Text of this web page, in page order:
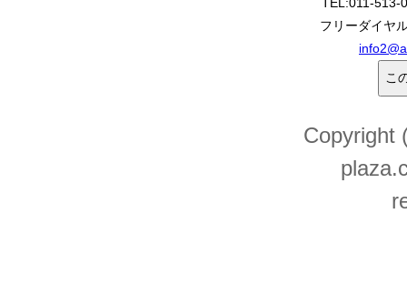
TEL:011-
フリーダイヤ
Copyright